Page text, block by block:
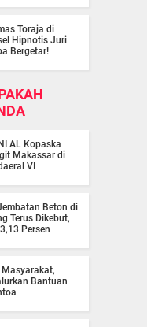
Toraja di
Hipnotis Juri
Bergetar!
AL Kopaska
Makassar di
VI
Beton di
Terus Dikebut,
Persen
Masyarakat,
Bantuan